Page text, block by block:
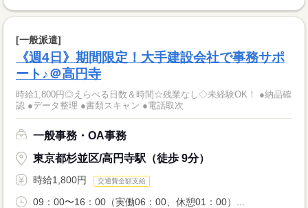
[一般派遣]
《週4日》期間限定！大手建設会社で事務サポ
ート♪＠高円寺
時給1,800円◎えらべる日数＆時間☆残業なし◇未経験OK！ ●納品確
認 ●データ整理 ●書類スキャン ●電話取次
一般事務・OA事務
東京都杉並区/高円寺駅（徒歩 9分）
時給1,800円 交通費全額支給
09：00〜16：00（実働06：00、休憩01：00）...